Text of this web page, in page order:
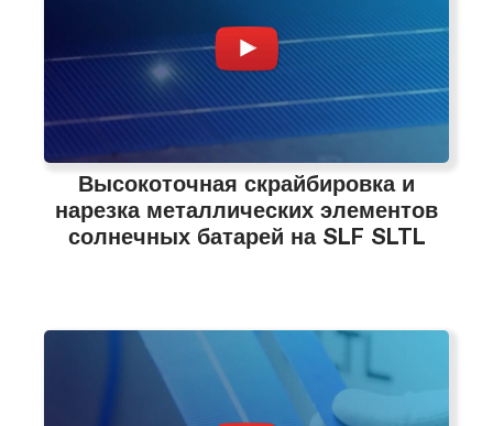
Высокоточная скрайбировка и
нарезка металлических элементов
солнечных батарей на SLF SLTL